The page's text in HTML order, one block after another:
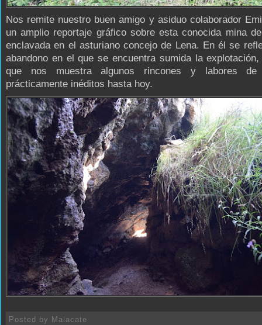
Nos remite nuestro buen amigo y asiduo colaborador
un amplio reportaje gráfico sobre esta conocida mina
enclavada en el asturiano concejo de Lena. En él se
abandono en el que se encuentra sumida la
que nos muestra algunos rincones y labores
prácticamente inéditos hasta hoy.
Posted by Malacate